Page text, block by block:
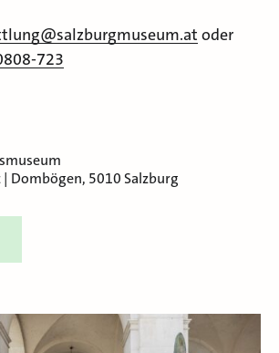
oder
723
| Dombögen, 5010 Salzburg